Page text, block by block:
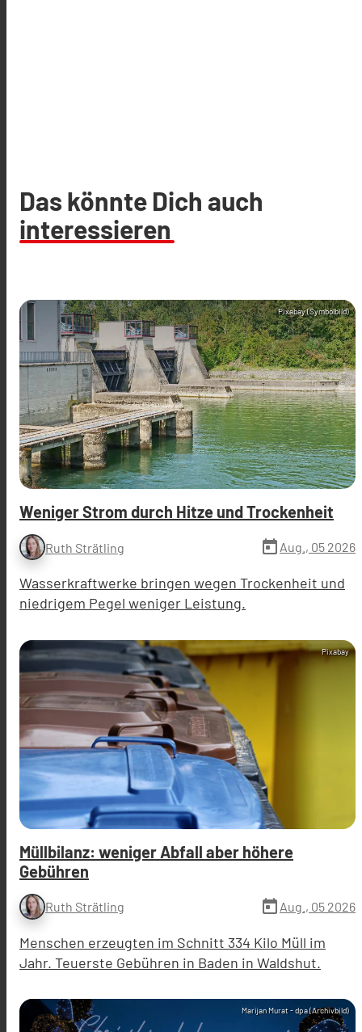
Das könnte Dich auch
interessieren
Pixabay (Symbolbild)
Weniger Strom durch Hitze und Trockenheit
Ruth Strätling today Aug., 05 2026
Wasserkraftwerke bringen wegen Trockenheit und
niedrigem Pegel weniger Leistung.
Pixabay
Müllbilanz: weniger Abfall aber höhere
Gebühren
Ruth Strätling today Aug., 05 2026
Menschen erzeugten im Schnitt 334 Kilo Müll im
Jahr. Teuerste Gebühren in Baden in Waldshut.
Marijan Murat - dpa (Archivbild)